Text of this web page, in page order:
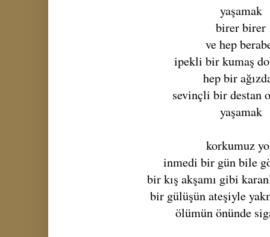
yaşamak
birer birer
ve hep
ipekli bir kumaş
hep bir
sevinçli bir destan
yaşamak
korkumuz
inmedi bir gün bile
bir kış akşamı gibi
bir gülüşün ateşiyle
ölümün önünde